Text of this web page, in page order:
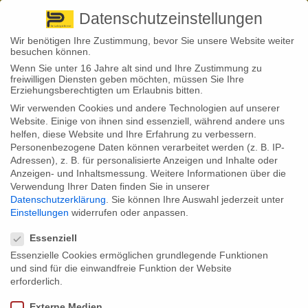
+ 49 3501 528571 |
Back to News
26
Dez.
Stephan Fröhlich
Welche Ursachen berufsunfähig machen
Psychische Erkrankungen sind für die meisten Leistungsfälle in der
Berufsunfähigkeitsversicherung verantwortlich. Frauen sind besonders
oft von psychischen Erkrankungen betroffen.
Das Analysehaus Franke & Bornberg hat die aktuelle BU-
Leistungspraxisstudie vorgestellt. Dazu hatte das Unternehmen aus
Hannover Leistungsfälle von zehn großen Versicherern ausgewertet,
die etwa 60 Prozent des Marktes abdecken. Laut der Studie war bei
28,44 Prozent der Leistungsfälle die Psyche der Auslöser für eine
Datenschutzeinstellungen
Wir benötigen Ihre Zustimmung, bevor Sie unsere Website weiter
besuchen können.
Wenn Sie unter 16 Jahre alt sind und Ihre Zustimmung zu
freiwilligen Diensten geben möchten, müssen Sie Ihre
Erziehungsberechtigten um Erlaubnis bitten.
Wir verwenden Cookies und andere Technologien auf unserer
Website. Einige von ihnen sind essenziell, während andere uns
helfen, diese Website und Ihre Erfahrung zu verbessern.
Personenbezogene Daten können verarbeitet werden (z. B. IP-
Adressen), z. B. für personalisierte Anzeigen und Inhalte oder
Anzeigen- und Inhaltsmessung. Weitere Informationen über die
Verwendung Ihrer Daten finden Sie in unserer
Datenschutzerklärung
Sie können Ihre Auswahl jederzeit unter
Einstellungen widerrufen oder anpassen.
Essenziell
Essenzielle Cookies ermöglichen grundlegende Funktionen
und sind für die einwandfreie Funktion der Website
erforderlich.